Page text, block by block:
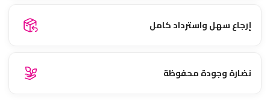
إرجاع سهل واسترداد كامل
نضارة وجودة محفوظة